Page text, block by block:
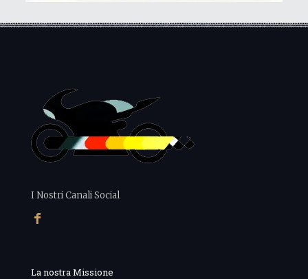
I Nostri Canali Social
La nostra Missione